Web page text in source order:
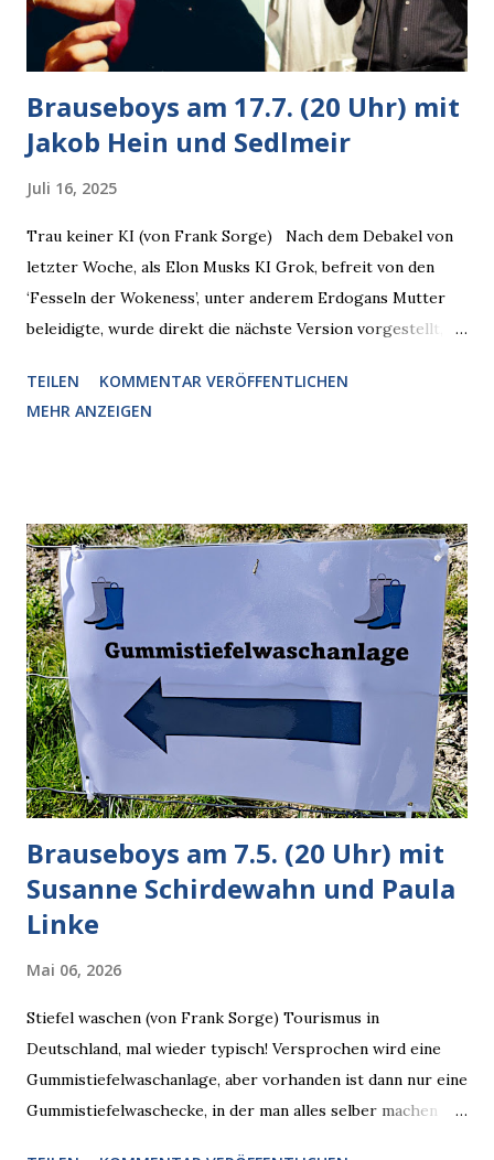
und Bjarne Haus der Sinne (Ystader St...
Brauseboys am 17.7. (20 Uhr) mit
Jakob Hein und Sedlmeir
Juli 16, 2025
Trau keiner KI (von Frank Sorge) Nach dem Debakel von
letzter Woche, als Elon Musks KI Grok, befreit von den
‘Fesseln der Wokeness’, unter anderem Erdogans Mutter
beleidigte, wurde direkt die nächste Version vorgestellt,
radikalisierte, weil sie ohnehin kurz vor dem Austausch
stand. Das ist sogar recht logisch, aber nicht, um den
unauffälliger machen muss, damit die KI rechtslastig
argumentiert. So wird jetzt berichtet, dass der neue Grok
bei diversen Anfragen zu kontroversen Themen auf dem
Weg zu einer Antwort erst einmal Elons eigene Sicht der
Dinge auf Twitter abfragen und entscheidend relevant
verarbeiten muss. Das ist lächerlich und gefährlich
zugleich. Denn eine Information fehlt noch, Grok soll
künftig in den US-amerikanischen Behörden mitarbeiten,
zuvord...
TEILEN
KOMMENTAR VERÖFFENTLICHEN
MEHR ANZEIGEN
Brauseboys am 7.5. (20 Uhr) mit
Susanne Schirdewahn und Paula
Linke
Mai 06, 2026
Stiefel waschen (von Frank Sorge) Tourismus in
Deutschland, mal wieder typisch! Versprochen wird eine
Gummistiefelwaschanlage, aber vorhanden ist dann nur eine
Gummistiefelwaschecke, in der man alles selber machen